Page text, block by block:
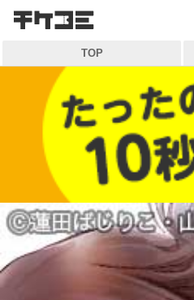
TOP
検索
キーワードから探す
各一覧から探す
ジャンル
雑誌
マイ本棚から探す